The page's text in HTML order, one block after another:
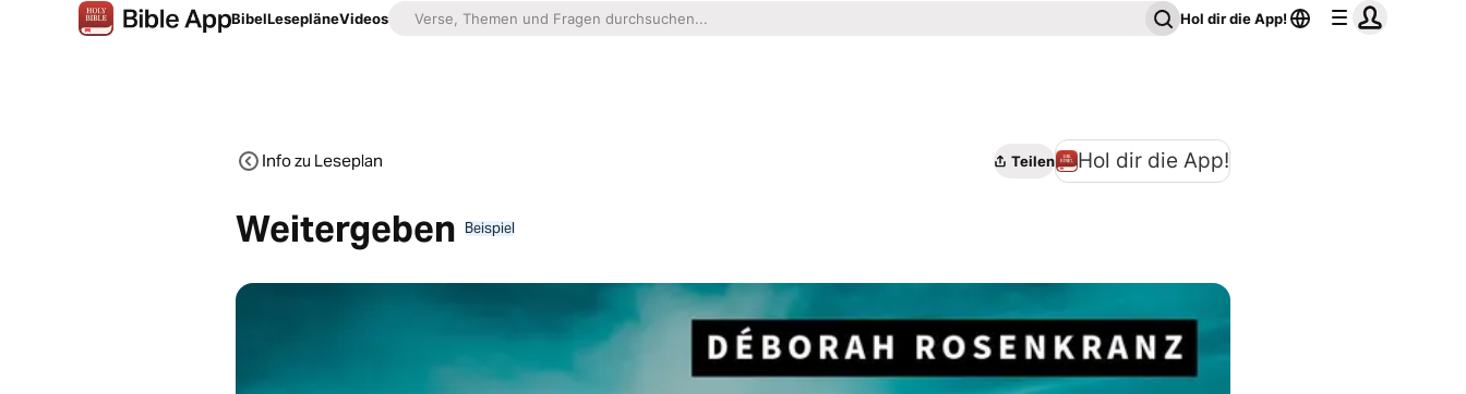
BibelLesepläneVideos Hol dir die App!
Info zu Leseplan Teilen Hol dir die App!
Weitergeben Beispiel